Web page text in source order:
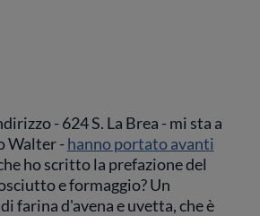
- 624 S. La Brea - mi sta a
Walter -hanno portato avanti
ho scritto la prefazione del
e formaggio? Un
farina d'avena e uvetta, che è